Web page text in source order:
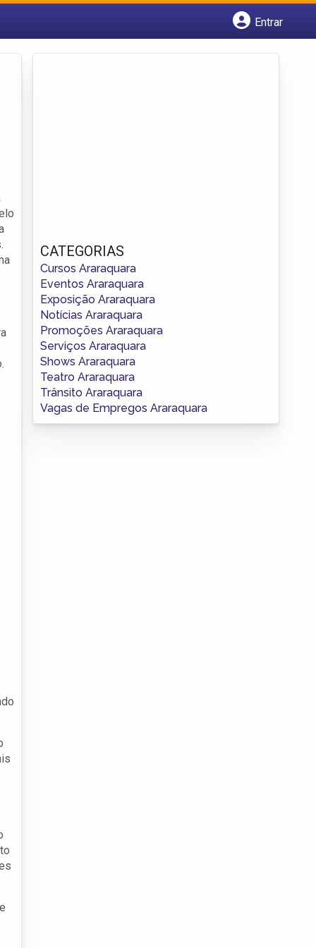
Entrar
CATEGORIAS
Cursos Araraquara
Eventos Araraquara
Exposição Araraquara
Notícias Araraquara
Promoções Araraquara
Serviços Araraquara
Shows Araraquara
Teatro Araraquara
Trânsito Araraquara
Vagas de Empregos Araraquara